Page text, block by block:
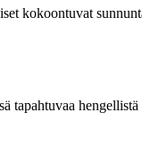
kokoontuvat